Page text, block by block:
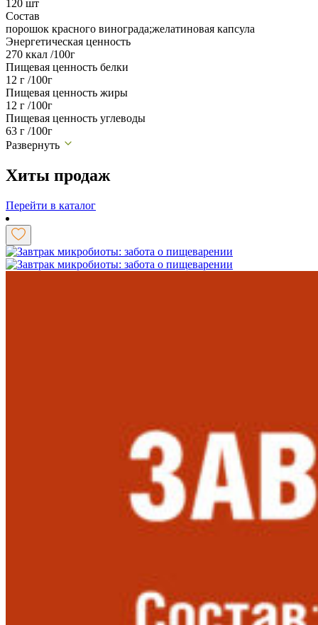
120 шт
Состав
порошок красного винограда;желатиновая капсула
Энергетическая ценность
270 ккал /100г
Пищевая ценность белки
12 г /100г
Пищевая ценность жиры
12 г /100г
Пищевая ценность углеводы
63 г /100г
Развернуть
Хиты продаж
Перейти в каталог